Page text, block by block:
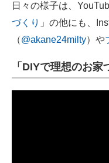
日々の様子は、
づくり 」の他にも、
（@akane24milty）や
「DIYで理想のお